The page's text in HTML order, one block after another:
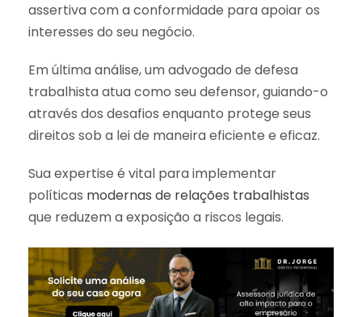
assertiva com a conformidade para apoiar os
interesses do seu negócio.
Em última análise, um advogado de defesa
trabalhista atua como seu defensor, guiando-o
através dos desafios enquanto protege seus
direitos sob a lei de maneira eficiente e eficaz.
Sua expertise é vital para implementar
políticas modernas de relações trabalhistas
que reduzem a exposição a riscos legais.